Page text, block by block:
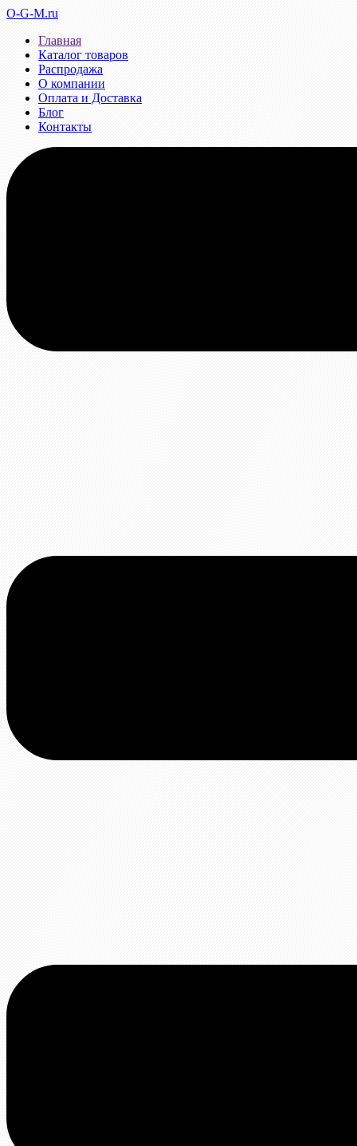
O-G-M.ru
Главная
Каталог товаров
Распродажа
О компании
Оплата и Доставка
Блог
Контакты